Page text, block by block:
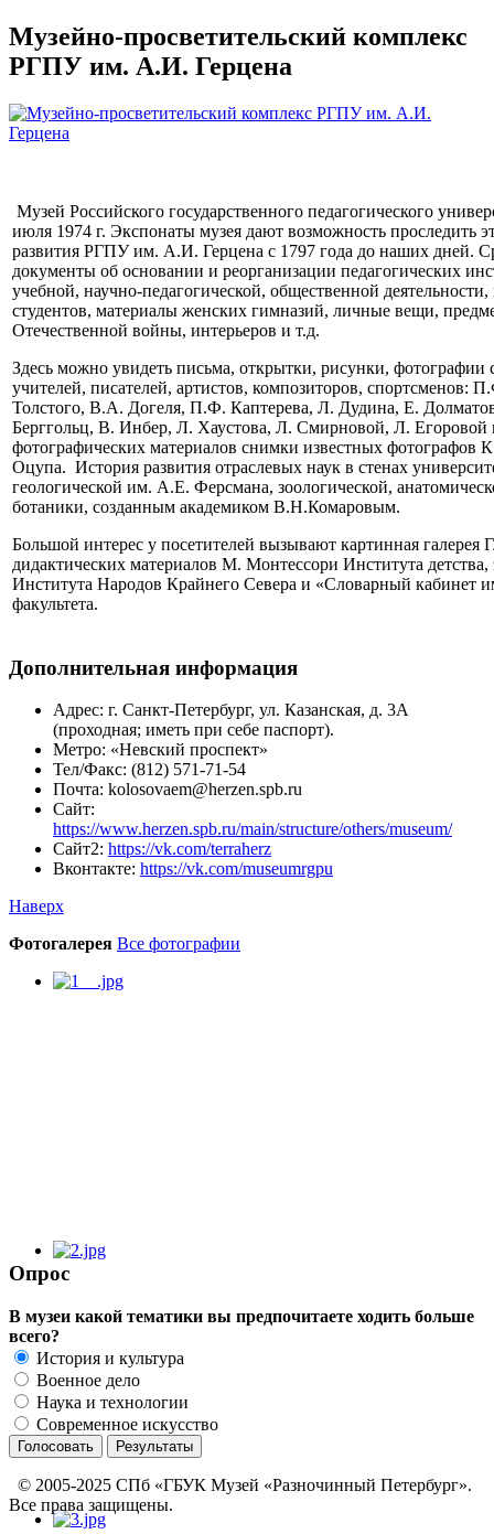
Музейно-просветительский комплекс
РГПУ им. А.И. Герцена
Музей Российского государственного педагогического
июля 1974 г. Экспонаты музея дают возможность проследить
развития РГПУ им. A.И. Герцена с 1797 года до наших дней.
документы об основании и реорганизации педагогических
учебной, научно-педагогической, общественной
студентов, материалы женских гимназий, личные вещи,
Отечественной войны, интерьеров и т.д.
Здесь можно увидеть письма, открытки, рисунки, фотографии
учителей, писателей, артистов, композиторов, спортсменов:
Толстого, В.А. Догеля, П.Ф. Каптерева, Л. Дудина, Е.
Берггольц, В. Инбер, Л. Хаустова, Л. Смирновой, Л. Егоровой
фотографических материалов снимки известных
Оцупа. История развития отраслевых наук в стенах
геологической им. А.Е. Ферсмана, зоологической,
ботаники, созданным академиком В.Н.Комаровым.
Большой интерес у посетителей вызывают картинная галерея
дидактических материалов М. Монтессори Института детства,
Института Народов Крайнего Севера и «Словарный кабинет
факультета.
Дополнительная информация
Адрес: г. Санкт-Петербург, ул. Казанская, д. 3А
(проходная; иметь при себе паспорт).
Метро: «Невский проспект»
Тел/Факс: (812) 571-71-54
Почта: kolosovaem@herzen.spb.ru
Сайт:
https://www.herzen.spb.ru/main/structure/others/museum/
Сайт2: https://vk.com/terraherz
Вконтакте: https://vk.com/museumrgpu
Наверх
Фотогалерея Все фотографии
Опрос
В музеи какой тематики вы предпочитаете ходить больше
всего?
История и культура
Военное дело
Наука и технологии
Современное искусство
© 2005-2025 СПб «ГБУК Музей «Разночинный Петербург».
Все права защищены.